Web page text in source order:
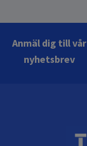
Anmäl dig till vår
nyhetsbrev